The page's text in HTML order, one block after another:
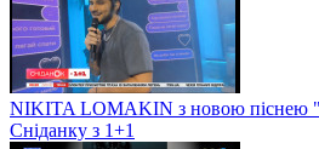
NIKITA LOMAKIN з новою піснею
Сніданку з 1+1